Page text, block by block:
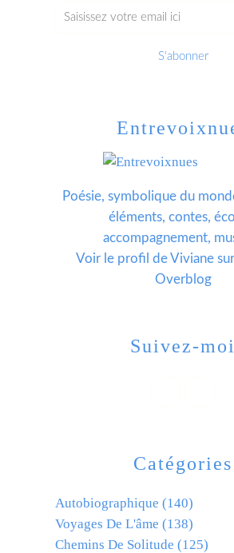
Catégories
Autobiographique (140)
Voyages De L'âme (138)
Chemins De Solitude (125)
Poésie, symbolique du
éléments, contes,
accompagnement,
Voir le profil deViviane
Overblog
Suivez-moi